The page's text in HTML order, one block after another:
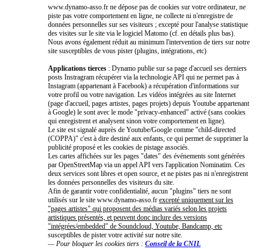
www.dynamo-asso.fr ne dépose pas de cookies sur votre ordinateur, ne
piste pas votre comportement en ligne, ne collecte ni n'enregistre de
données personnelles sur ses visiteurs ; excepté pour l'analyse statistique
des visites sur le site via le logiciel Matomo (cf. en détails plus bas).
Nous avons également réduit au minimum l'intervention de tiers sur notre
site susceptibles de vous pister (plugins, intégrations, etc)
Applications tierces : Dynamo publie sur sa page d'accueil ses derniers
posts Instragram récupérer via la technologie API qui ne permet pas à
Instagram (appartenant à Facebook) a récupération d'informations sur
votre profil ou votre navigation. Les vidéos intégrées au site Internet
(page d'accueil, pages artistes, pages projets) depuis Youtube appartenant
à Google) le sont avec le mode "privacy-enhanced" activé (sans cookies
qui enregistrent et analysent sinon votre comportement en ligne).
Le site est signalé auprès de Youtube/Google comme "child-directed
(COPPA)" c'est à dire destiné aux enfants, ce qui permet de supprimer la
publicité proposé et les cookies de pistage associés.
Les cartes affichées sur les pages "dates" des événements sont générées
par OpenStreetMap via un appel API vers l'application Nominatim. Ces
deux services sont libres et open source, et ne pistes pas ni n'enregistrent
les données personnelles des visiteurs du site.
Afin de garantir votre confidentialité, aucun "plugins" tiers ne sont
utilisés sur le site www.dynamo-asso.fr excepté uniquement sur les
"pages artistes" qui proposent des médias variés selon les projets
artistiques présentés, et peuvent donc inclure des versions
"intégrées/embedded" de Soundcloud, Youtube, Bandcamp, etc
susceptibles de pister votre activité sur notre site.
— Pour bloquer les cookies tiers : Conseil de la CNIL